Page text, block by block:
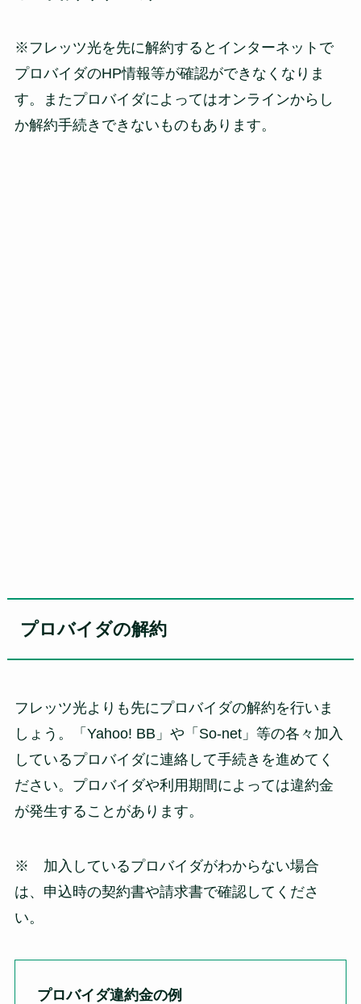
※フレッツ光を先に解約するとインターネットで
プロバイダのHP情報等が確認ができなくなりま
す。またプロバイダによってはオンラインからし
か解約手続きできないものもあります。
プロバイダの解約
フレッツ光よりも先にプロバイダの解約を行いま
しょう。「Yahoo! BB」や「So-net」等の各々加入
しているプロバイダに連絡して手続きを進めてく
ださい。プロバイダや利用期間によっては違約金
が発生することがあります。
※ 加入しているプロバイダがわからない場合
は、申込時の契約書や請求書で確認してくださ
い。
プロバイダ違約金の例